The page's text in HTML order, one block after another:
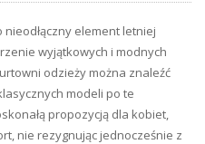
nieodłączny element letniej
wyjątkowych i modnych
odzieży można znaleźć
modeli po te
propozycją dla kobiet,
nie rezygnując jednocześnie z